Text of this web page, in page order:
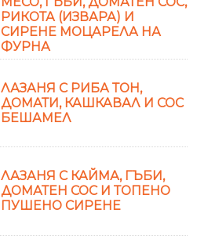
РИКОТА (ИЗВАРА) И
СИРЕНЕ МОЦАРЕЛА НА
ФУРНА
ЛАЗАНЯ С РИБА ТОН,
ДОМАТИ, КАШКАВАЛ И СОС
БЕШАМЕЛ
ЛАЗАНЯ С КАЙМА, ГЪБИ,
ДОМАТЕН СОС И ТОПЕНО
ПУШЕНО СИРЕНЕ